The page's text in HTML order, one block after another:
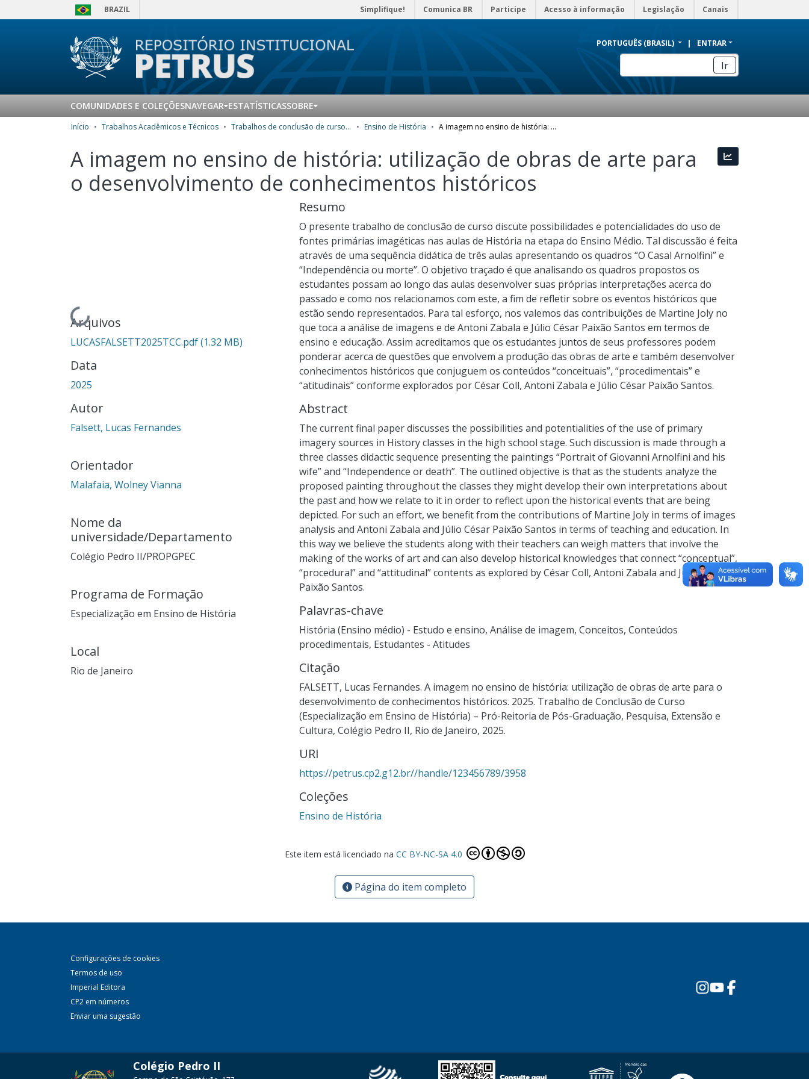
BRAZIL Simplifique! Comunica BR Participe Acesso à informação Legislação Canais
PORTUGUÊS (BRASIL) ENTRAR
Ir
COMUNIDADES E COLEÇÕESNAVEGAR ESTATÍSTICASSOBRE
Início Trabalhos Acadêmicos e Técnicos Trabalhos de conclusão de curso de Especialização Ensino de História A imagem no ensino de história: utilização de obras de arte para o desenvolvimento de conhecimentos históricos
A imagem no ensino de história: utilização de obras de arte para
o desenvolvimento de conhecimentos históricos
Carregando...
Arquivos
LUCASFALSETT2025TCC.pdf(1.32 MB)
Data
2025
Autor
Falsett, Lucas Fernandes
Orientador
Malafaia, Wolney Vianna
Nome da
universidade/Departamento
Colégio Pedro II/PROPGPEC
Programa de Formação
Especialização em Ensino de História
Local
Rio de Janeiro
Resumo
O presente trabalho de conclusão de curso discute possibilidades e potencialidades do uso de
fontes primárias imagéticas nas aulas de História na etapa do Ensino Médio. Tal discussão é feita
através de uma sequência didática de três aulas apresentando os quadros “O Casal Arnolfini” e
“Independência ou morte”. O objetivo traçado é que analisando os quadros propostos os
estudantes possam ao longo das aulas desenvolver suas próprias interpretações acerca do
passado e como nos relacionamos com este, a fim de refletir sobre os eventos históricos que
estão sendo representados. Para tal esforço, nos valemos das contribuições de Martine Joly no
que toca a análise de imagens e de Antoni Zabala e Júlio César Paixão Santos em termos de
ensino e educação. Assim acreditamos que os estudantes juntos de seus professores podem
ponderar acerca de questões que envolvem a produção das obras de arte e também desenvolver
conhecimentos históricos que conjuguem os conteúdos “conceituais”, “procedimentais” e
“atitudinais” conforme explorados por César Coll, Antoni Zabala e Júlio César Paixão Santos.
Abstract
The current final paper discusses the possibilities and potentialities of the use of primary
imagery sources in History classes in the high school stage. Such discussion is made through a
three classes didactic sequence presenting the paintings “Portrait of Giovanni Arnolfini and his
wife” and “Independence or death”. The outlined objective is that as the students analyze the
proposed painting throughout the classes they might develop their own interpretations about
the past and how we relate to it in order to reflect upon the historical events that are being
depicted. For such an effort, we benefit from the contributions of Martine Joly in terms of images
analysis and Antoni Zabala and Júlio César Paixão Santos in terms of teaching and education. In
this way we believe the students along with their teachers can weigh matters that involve the
making of the works of art and can also develop historical knowledges that connect “conceptual”,
“procedural” and “attitudinal” contents as explored by César Coll, Antoni Zabala and Júlio César
Paixão Santos.
Palavras-chave
História (Ensino médio) - Estudo e ensino, Análise de imagem, Conceitos, Conteúdos
procedimentais, Estudantes - Atitudes
Citação
FALSETT, Lucas Fernandes. A imagem no ensino de história: utilização de obras de arte para o
desenvolvimento de conhecimentos históricos. 2025. Trabalho de Conclusão de Curso
(Especialização em Ensino de História) – Pró-Reitoria de Pós-Graduação, Pesquisa, Extensão e
Cultura, Colégio Pedro II, Rio de Janeiro, 2025.
URI
https://petrus.cp2.g12.br//handle/123456789/3958
Coleções
Ensino de História
Este item está licenciado na CC BY-NC-SA 4.0
Página do item completo
Configurações de cookies
Termos de uso
Imperial Editora
CP2 em números
Enviar uma sugestão
Colégio Pedro II